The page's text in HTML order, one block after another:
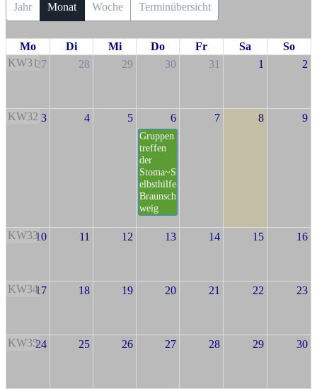
Jahr Monat Woche Terminübersicht
Mo Di Mi Do Fr Sa
So
KW3127 28 29 30 31 1 2
KW32 3 4 5 6
Gruppen
treffen
der
Stoma~S
elbsthilfe
Braunsch
weig
7 8 9
KW3310 11 12 13 14 15 16
KW3417 18 19 20 21 22 23
KW3524 25 26 27 28 29 30